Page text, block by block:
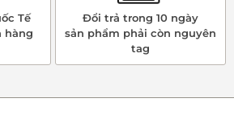
Tế
hàng
Đổi trả trong 10 ngày
sản phẩm phải còn nguyên
tag